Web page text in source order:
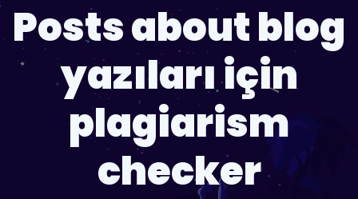
Posts about blog
yazıları için
plagiarism
checker